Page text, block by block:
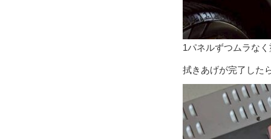
1パネルずつムラな
拭きあげが完了した